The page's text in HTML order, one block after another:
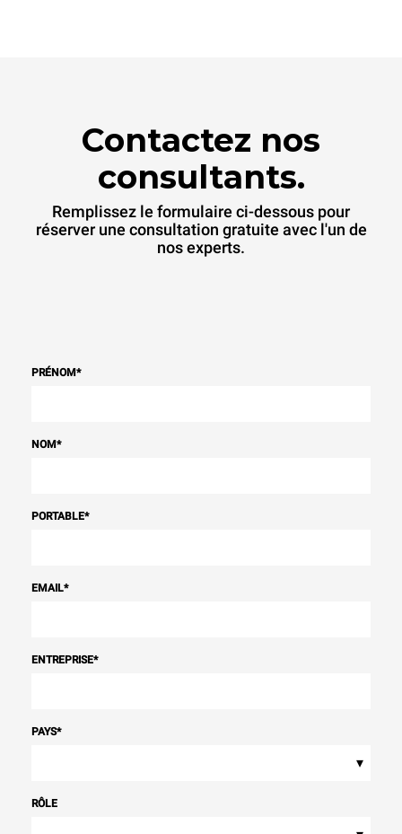
Contactez nos
consultants.
Remplissez le formulaire ci-dessous pour
réserver une consultation gratuite avec l'un de
nos experts.
PRÉNOM*
NOM*
PORTABLE*
EMAIL*
ENTREPRISE*
PAYS*
▾
RÔLE